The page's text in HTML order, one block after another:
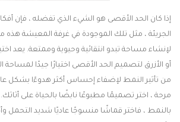
إذا كان الحد الأقصى هو الشيء الذي تفضله ، فإن
الجريئة ، مثل تلك الموجودة في غرفة المعيشة
لإنشاء مساحة تبدو انتقائية وحيوية وممتعة. يعد
أو الأزرق لتصميم الحد الأقصى اختيارًا جيدًا
من تأثير النمط لإضفاء إحساس أكثر هدوءًا بشكل
مرحة ، اختر تصميمًا مطبوعًا نابضًا بالحياة على
بالنمط ، فاختر قماشًا منسوجًا عاديًا شديد